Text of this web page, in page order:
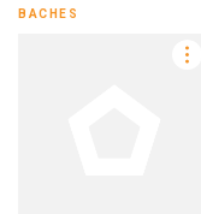
BACHES